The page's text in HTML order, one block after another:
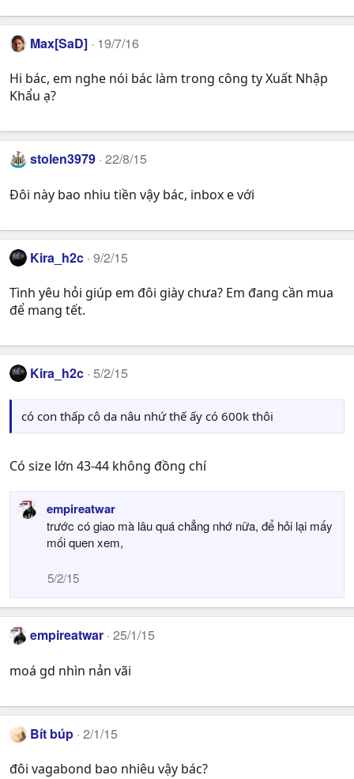
Max[SaD] 19/7/16
Hi bác, em nghe nói bác làm trong công ty Xuất Nhập
Khẩu ạ?
stolen3979 22/8/15
Đôi này bao nhiu tiền vậy bác, inbox e với
Kira_h2c 9/2/15
Tình yêu hỏi giúp em đôi giày chưa? Em đang cần mua
để mang tết.
Kira_h2c 5/2/15
có con thấp cô da nâu nhứ thế ấy có 600k thôi
Có size lớn 43-44 không đồng chí
empireatwar
trước có giao mà lâu quá chẳng nhớ nữa, để hỏi lại mấy
mối quen xem,
5/2/15
empireatwar 25/1/15
moá gd nhìn nản vãi
Bít búp 2/1/15
đôi vagabond bao nhiêu vậy bác?